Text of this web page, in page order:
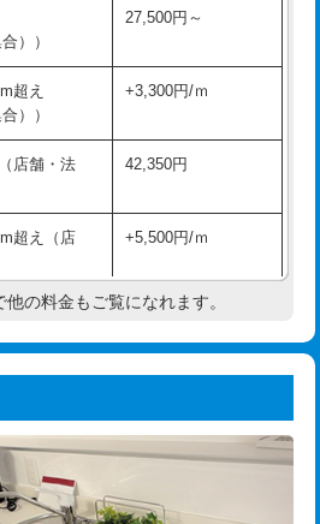
ラップ
22,000円+材料費
） 11,000円+材料費
13,200円
岐水栓） 16,500円
座） 22,000円
⇔温水洗浄便
22,000円
)
) 3,300円
置) 5,500円
））
27,500円～
超え
））
+3,300円/ｍ
店舗・法
42,350円
超え（店
+5,500円/ｍ
現地調査
え +3,300円
33,000円
他の料金もご覧になれます。